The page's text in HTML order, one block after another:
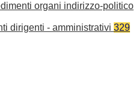
organi indirizzo-politico
dirigenti - amministrativi 329